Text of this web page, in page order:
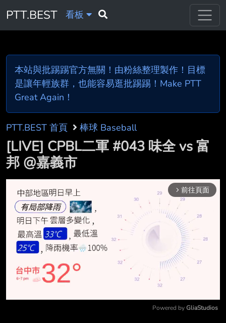
PTT.BEST 看板
本站與批踢踢官方無關！由粉絲整理製作！目標
是讓年輕族群，也能容易逛批踢踢！Make PTT
Great Again！
PTT.BEST 首頁 棒球 Baseball
[LIVE] CPBL二軍 #043 味全 vs 富
邦 @嘉義市
arrow_forward_ios 前往頁面
Powered by GliaStudios